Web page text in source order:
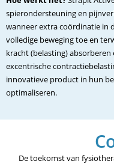
spierondersteuning en
wanneer extra coördinatie in
volledige beweging toe en
kracht (belasting)
excentrische
innovatieve product in hun
optimaliseren.
De toekomst van